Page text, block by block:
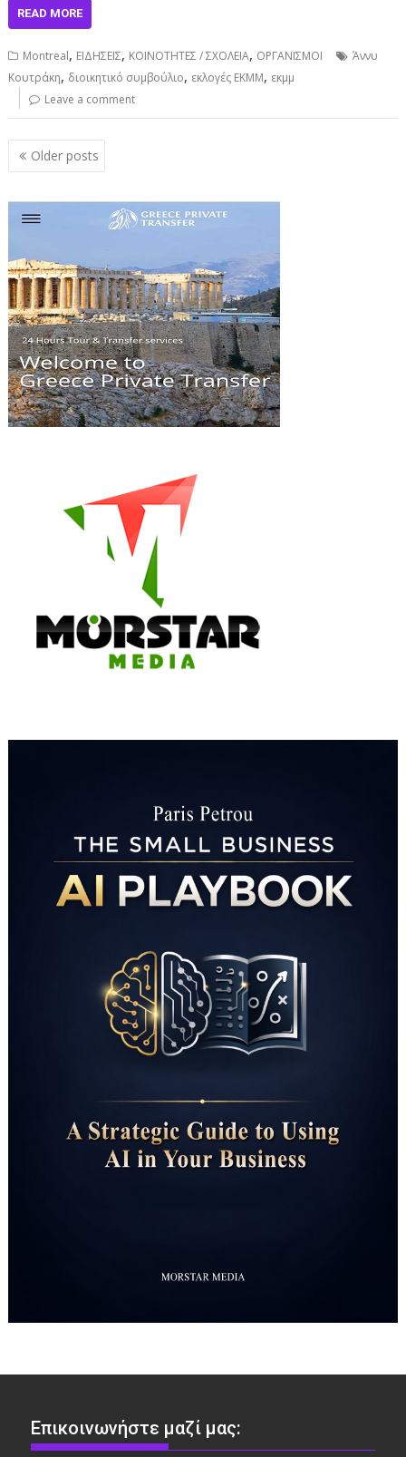
READ MORE
Montreal, ΕΙΔΗΣΕΙΣ, ΚΟΙΝΟΤΗΤΕΣ / ΣΧΟΛΕΙΑ, ΟΡΓΑΝΙΣΜΟΙ
Άννυ
Κουτράκη, διοικητικό συμβούλιο, εκλογές ΕΚΜΜ, εκμμ
Leave a comment
Posts
navigation
Older posts
Επικοινωνήστε μαζί μας: